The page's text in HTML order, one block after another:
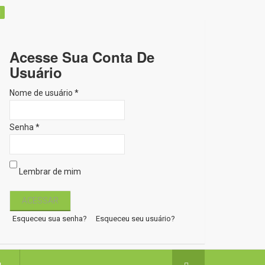
Acesse Sua Conta De
Usuário
Nome de usuário *
Senha *
Lembrar de mim
Esqueceu sua senha? Esqueceu seu usuário?